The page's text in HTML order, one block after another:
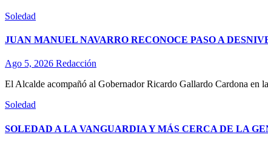
Soledad
JUAN MANUEL NAVARRO RECONOCE PASO A
Ago 5, 2026 Redacción
El Alcalde acompañó al Gobernador Ricardo Gallardo Cardona en
Soledad
SOLEDAD A LA VANGUARDIA Y MÁS CERCA DE LA